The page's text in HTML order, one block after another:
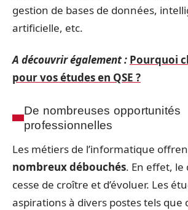
gestion de bases de données,
artificielle, etc.
A découvrir également : Pourquoi
pour vos études en QSE ?
De nombreuses opportunités
professionnelles
Les métiers de l’informatique
nombreux débouchés. En effet,
cesse de croître et d’évoluer. Les
aspirations à divers postes tels que